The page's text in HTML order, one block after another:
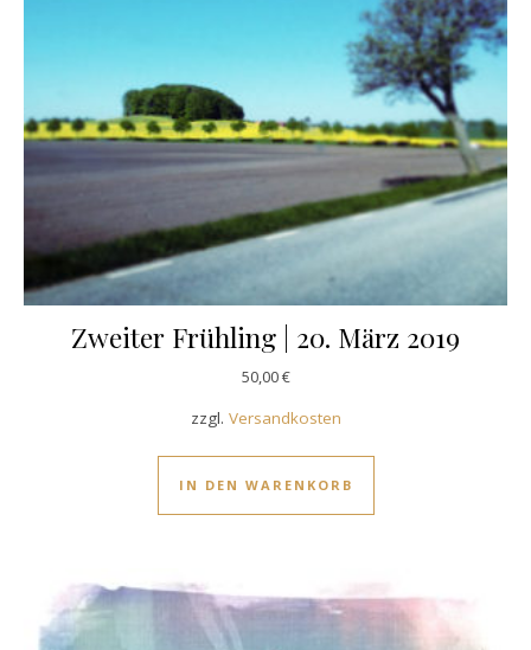
Zweiter Frühling | 20. März 2019
50,00€
zzgl. Versandkosten
IN DEN WARENKORB